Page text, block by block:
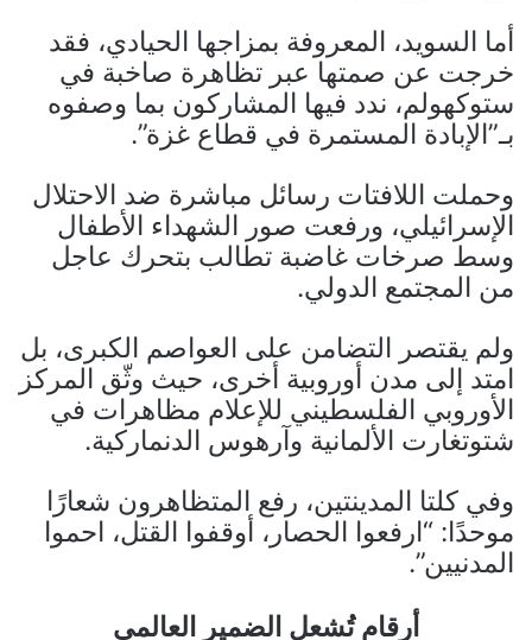
أما السويد، المعروفة بمزاجها الحيادي، فقد
خرجت عن صمتها عبر تظاهرة صاخبة في
ستوكهولم، ندد فيها المشاركون بما وصفوه
بـ”الإبادة المستمرة في قطاع غزة”.
وحملت اللافتات رسائل مباشرة ضد الاحتلال
الإسرائيلي، ورفعت صور الشهداء الأطفال
وسط صرخات غاضبة تطالب بتحرك عاجل
من المجتمع الدولي.
ولم يقتصر التضامن على العواصم الكبرى، بل
امتد إلى مدن أوروبية أخرى، حيث وثّق المركز
الأوروبي الفلسطيني للإعلام مظاهرات في
شتوتغارت الألمانية وآرهوس الدنماركية.
وفي كلتا المدينتين، رفع المتظاهرون شعارًا
موحدًا: “ارفعوا الحصار، أوقفوا القتل، احموا
المدنيين”.
أرقام تُشعل الضمير العالمي